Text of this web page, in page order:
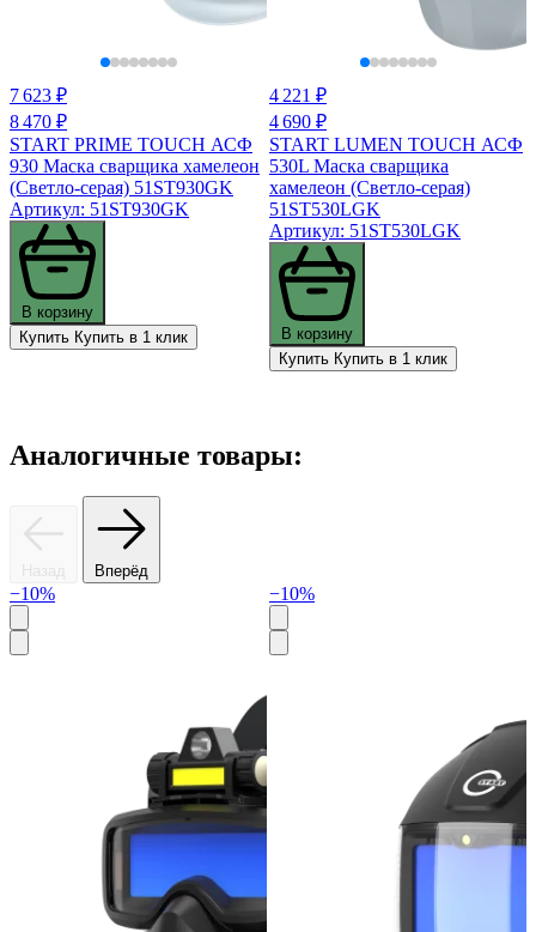
7 623 ₽
8 470 ₽
START PRIME TOUCH АСФ
930 Маска сварщика хамелеон
(Светло-серая) 51ST930GK
Артикул: 51ST930GK
В корзину
Купить Купить в 1 клик
4 221 ₽
4 690 ₽
START LUMEN TOUCH АСФ
530L Маска сварщика
хамелеон (Светло-серая)
51ST530LGK
Артикул: 51ST530LGK
В корзину
Купить Купить в 1 клик
Аналогичные товары:
Назад Вперёд
−10% −10%